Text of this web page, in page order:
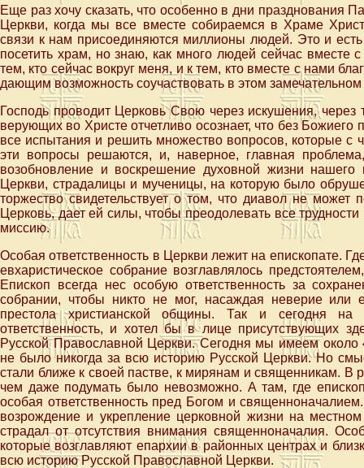
Еще раз хочу сказать, что особенно в дни празднования
Церкви, когда мы все вместе собираемся в Храме
связи к нам присоединяются миллионы людей. Это и
посетить храм, но знаю, как много людей сейчас
тем, кто сейчас вокруг меня, и к тем, кто вместе с нами
дающим возможность соучаствовать в этом
Господь проводит Церковь Свою через искушения,
верующих во Христе отчетливо осознает, что без
все испытания и решить множество вопросов, которые с
эти вопросы решаются, и, наверное, главная
возобновление и воскрешение духовной жизни
Церкви, страдалицы и мученицы, на которую было
торжество свидетельствует о том, что диавол не
Церковь, дает ей силы, чтобы преодолевать все
миссию.
Особая ответственность в Церкви лежит на епископате.
евхаристическое собрание возглавлялось
Епископ всегда нес особую ответственность за
собрании, чтобы никто не мог, насаждая неверие или
престола христианской общины. Так и сегодня на
ответственность, и хотел бы в лице присутствующих
Русской Православной Церкви. Сегодня мы имеем около
не было никогда за всю историю Русской Церкви. Но
стали ближе к своей пастве, к мирянам и священникам. В
чем даже подумать было невозможно. А там, где
особая ответственность пред Богом и
возрождение и укрепление церковной жизни на
страдал от отсутствия внимания священноначалия.
которые возглавляют епархии в районных центрах и
всю историю Русской Православной Церкви.